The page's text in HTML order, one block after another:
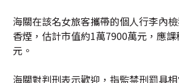
海關在該名女旅客攜帶的個人行李內
香煙，估計市值約1萬7900萬元，應
元。
海關對判刑表示歡迎，指監禁刑罰具